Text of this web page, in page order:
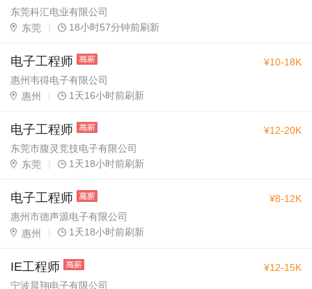
东莞科汇电业有限公司
东莞
| 18小时57分钟前刷新
电子工程师
惠州韦得电子有限公司
惠州
| 1天16小时前刷新
¥10-18K
电子工程师
东莞市腹灵竞技电子有限公司
东莞
| 1天18小时前刷新
¥12-20K
电子工程师
惠州市德声源电子有限公司
惠州
| 1天18小时前刷新
¥8-12K
IE工程师
宁波晨翔电子有限公司
¥12-15K